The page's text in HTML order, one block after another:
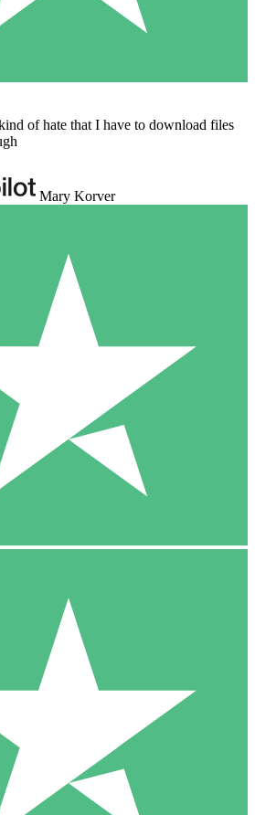
of hate that I have to download files
Mary Korver